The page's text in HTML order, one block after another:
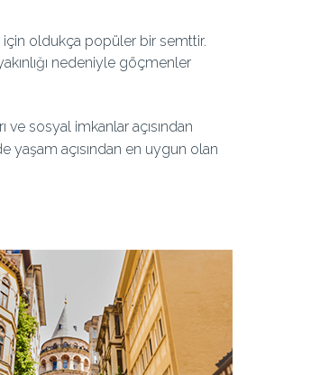
için oldukça popüler bir semttir.
nedeniyle göçmenler
ve sosyal imkanlar açısından
yaşam açısından en uygun olan